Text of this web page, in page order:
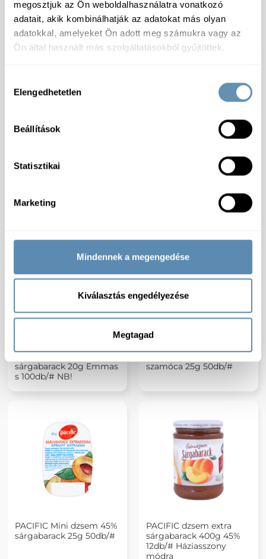
megosztjuk az Ön weboldalhasználatra vonatkozó
adatait, akik kombinálhatják az adatokat más olyan
adatokkal, amelyeket Ön adott meg számukra vagy az
Ön által használt más szolgáltatásokból gyűjtöttek.
kiválasztása
Elengedhetetlen
Beállítások
Statisztikai
Marketing
Mindennek a megengedése
Kiválasztás engedélyezése
Megtagad
PACIFIC dzsem 48%
szilva 3250g
PACIFIC dzsem extra
feketeáfonya 400g 45%
12db/# Háziasszony
módra
erdei vegyesgyümölcs
25g 50db/#
chutney 2,7kg/vödör
Mini dzsem extra light
sárgabarack 20g Emmas
s 100db/# NB!
PACIFIC Mini dzsem 45%
szamóca 25g 50db/#
PACIFIC Mini dzsem 45%
sárgabarack 25g 50db/#
PACIFIC dzsem extra
sárgabarack 400g 45%
12db/# Háziasszony
módra